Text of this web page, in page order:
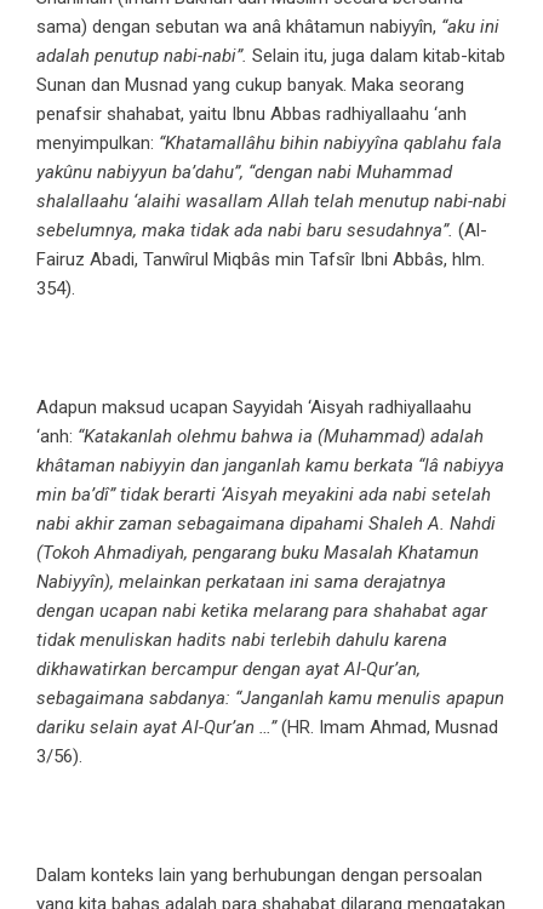
sama) dengan sebutan wa anâ khâtamun nabiyyîn, “aku ini
adalah penutup nabi-nabi”. Selain itu, juga dalam kitab-kitab
Sunan dan Musnad yang cukup banyak. Maka seorang
penafsir shahabat, yaitu Ibnu Abbas radhiyallaahu ‘anh
menyimpulkan: “Khatamallâhu bihin nabiyyîna qablahu fala
yakûnu nabiyyun ba’dahu”, “dengan nabi Muhammad
shalallaahu ‘alaihi wasallam Allah telah menutup nabi-nabi
sebelumnya, maka tidak ada nabi baru sesudahnya”. (Al-
Fairuz Abadi, Tanwîrul Miqbâs min Tafsîr Ibni Abbâs, hlm.
354).
Adapun maksud ucapan Sayyidah ‘Aisyah radhiyallaahu
‘anh: “Katakanlah olehmu bahwa ia (Muhammad) adalah
khâtaman nabiyyin dan janganlah kamu berkata “lâ nabiyya
min ba’dî” tidak berarti ‘Aisyah meyakini ada nabi setelah
nabi akhir zaman sebagaimana dipahami Shaleh A. Nahdi
(Tokoh Ahmadiyah, pengarang buku Masalah Khatamun
Nabiyyîn), melainkan perkataan ini sama derajatnya
dengan ucapan nabi ketika melarang para shahabat agar
tidak menuliskan hadits nabi terlebih dahulu karena
dikhawatirkan bercampur dengan ayat Al-Qur’an,
sebagaimana sabdanya: “Janganlah kamu menulis apapun
dariku selain ayat Al-Qur’an …”(HR. Imam Ahmad, Musnad
3/56).
Dalam konteks lain yang berhubungan dengan persoalan
yang kita bahas adalah para shahabat dilarang mengatakan